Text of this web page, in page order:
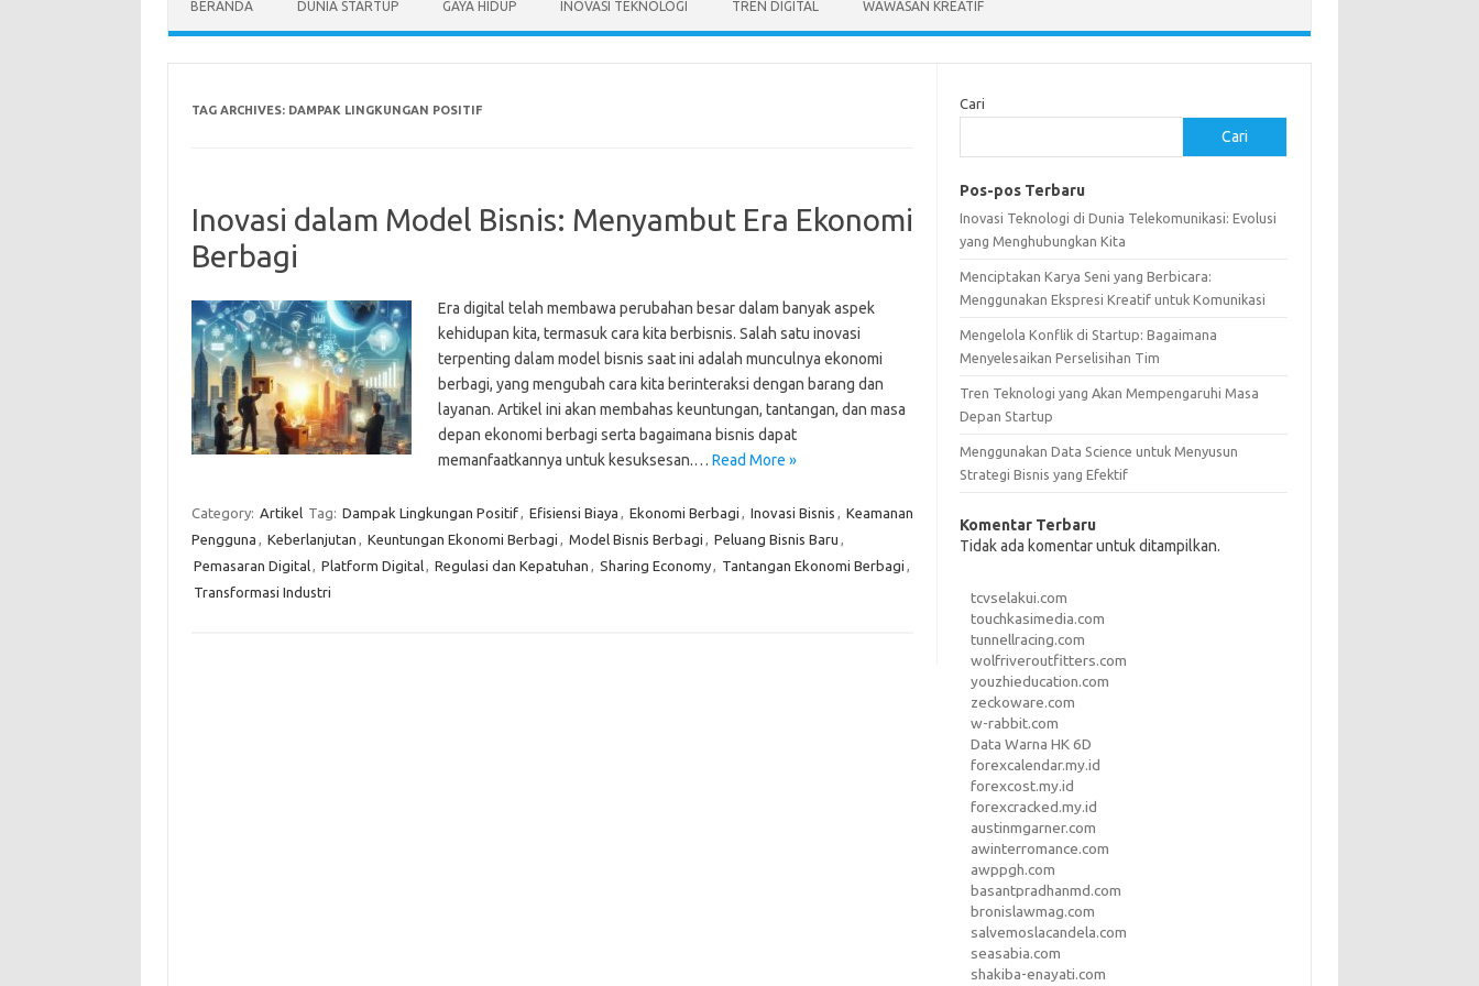
BERANDA DUNIA STARTUP GAYA HIDUP INOVASI TEKNOLOGI TREN DIGITAL WAWASAN KREATIF
TAG ARCHIVES: DAMPAK LINGKUNGAN POSITIF
Inovasi dalam Model Bisnis: Menyambut Era Ekonomi
Berbagi
Era digital telah membawa perubahan besar dalam banyak aspek
kehidupan kita, termasuk cara kita berbisnis. Salah satu inovasi
terpenting dalam model bisnis saat ini adalah munculnya ekonomi
berbagi, yang mengubah cara kita berinteraksi dengan barang dan
layanan. Artikel ini akan membahas keuntungan, tantangan, dan masa
depan ekonomi berbagi serta bagaimana bisnis dapat
memanfaatkannya untuk kesuksesan.… Read More »
Category: Artikel Tag: Dampak Lingkungan Positif, Efisiensi Biaya , Ekonomi Berbagi , Inovasi Bisnis , Keamanan
Pengguna , Keberlanjutan , Keuntungan Ekonomi Berbagi , Model Bisnis Berbagi , Peluang Bisnis Baru ,
Pemasaran Digital, Platform Digital, Regulasi dan Kepatuhan , Sharing Economy, Tantangan Ekonomi Berbagi ,
Transformasi Industri
Cari
Cari
Pos-pos Terbaru
Inovasi Teknologi di Dunia Telekomunikasi: Evolusi
yang Menghubungkan Kita
Menciptakan Karya Seni yang Berbicara:
Menggunakan Ekspresi Kreatif untuk Komunikasi
Mengelola Konflik di Startup: Bagaimana
Menyelesaikan Perselisihan Tim
Tren Teknologi yang Akan Mempengaruhi Masa
Depan Startup
Menggunakan Data Science untuk Menyusun
Strategi Bisnis yang Efektif
Komentar Terbaru
Tidak ada komentar untuk ditampilkan.
tcvselakui.com
touchkasimedia.com
tunnellracing.com
wolfriveroutfitters.com
youzhieducation.com
zeckoware.com
w-rabbit.com
Data Warna HK 6D
forexcalendar.my.id
forexcost.my.id
forexcracked.my.id
austinmgarner.com
awinterromance.com
awppgh.com
basantpradhanmd.com
bronislawmag.com
salvemoslacandela.com
seasabia.com
shakiba-enayati.com